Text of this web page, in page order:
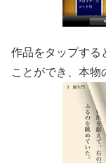
作品をタップする
ことができ、本物